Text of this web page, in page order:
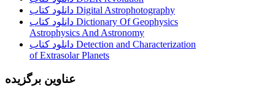
دانلود کتاب Digital Astrophotography
دانلود کتاب Dictionary Of Geophysics
Astrophysics And Astronomy
دانلود کتاب Detection and Characterization
of Extrasolar Planets
عناوین برگزیده